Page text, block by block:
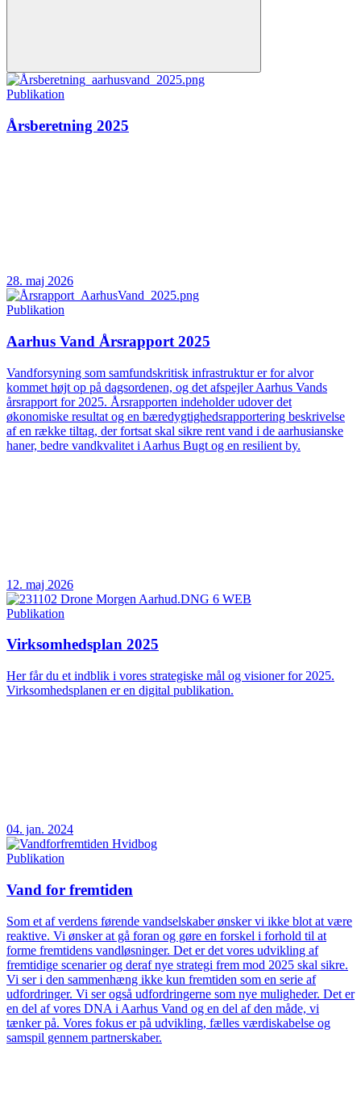
Publikation
Årsberetning 2025
28. maj 2026
Publikation
Aarhus Vand Årsrapport 2025
Vandforsyning som samfundskritisk infrastruktur er for alvor
kommet højt op på dagsordenen, og det afspejler Aarhus Vands
årsrapport for 2025. Årsrapporten indeholder udover det
økonomiske resultat og en bæredygtighedsrapportering beskrivelse
af en række tiltag, der fortsat skal sikre rent vand i de aarhusianske
haner, bedre vandkvalitet i Aarhus Bugt og en resilient by.
12. maj 2026
Publikation
Virksomhedsplan 2025
Her får du et indblik i vores strategiske mål og visioner for 2025.
Virksomhedsplanen er en digital publikation.
04. jan. 2024
Publikation
Vand for fremtiden
Som et af verdens førende vandselskaber ønsker vi ikke blot at være
reaktive. Vi ønsker at gå foran og gøre en forskel i forhold til at
forme fremtidens vandløsninger. Det er det vores udvikling af
fremtidige scenarier og deraf nye strategi frem mod 2025 skal sikre.
Vi ser i den sammenhæng ikke kun fremtiden som en serie af
udfordringer. Vi ser også udfordringerne som nye muligheder. Det er
en del af vores DNA i Aarhus Vand og en del af den måde, vi
tænker på. Vores fokus er på udvikling, fælles værdiskabelse og
samspil gennem partnerskaber.